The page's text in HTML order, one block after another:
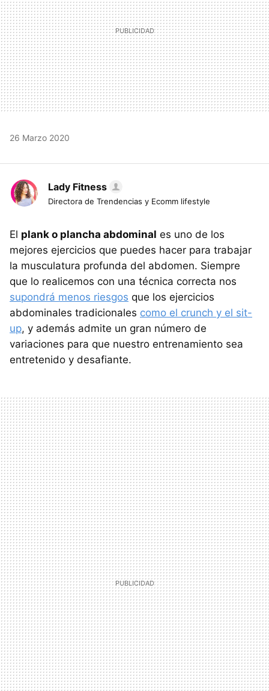
26 Marzo 2020
Lady Fitness
Directora de Trendencias y Ecomm lifestyle
El plank o plancha abdominal es uno de los
mejores ejercicios que puedes hacer para trabajar
la musculatura profunda del abdomen. Siempre
que lo realicemos con una técnica correcta nos
supondrá menos riesgos que los ejercicios
abdominales tradicionales como el crunch y el sit-
up, y además admite un gran número de
variaciones para que nuestro entrenamiento sea
entretenido y desafiante.